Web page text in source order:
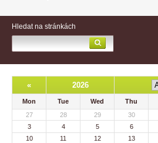
Hledat na stránkách
« 2026
Mon Tue Wed Thu
27
28 29 30
3
4 5 6
10
11 12 13